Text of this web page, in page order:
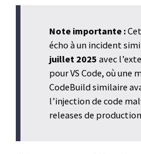
Note importante :
écho à un incident
juillet 2025 avec
pour VS Code, où une
CodeBuild similaire
l’injection de code
releases de